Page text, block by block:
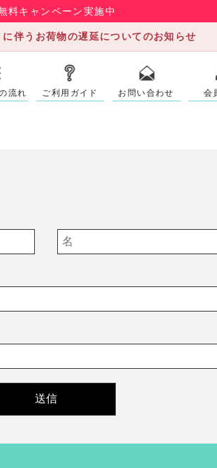
料キャンペーン実施中
伴うお荷物の遅延についてのお知らせ
流れ ご利用ガイド お問い合わせ 会